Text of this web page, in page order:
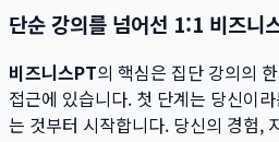
단순 강의를 넘어선 1:1 비즈니
비즈니스PT의 핵심은 집단 강의의
접근에 있습니다. 첫 단계는 당신이
는 것부터 시작합니다. 당신의 경험,